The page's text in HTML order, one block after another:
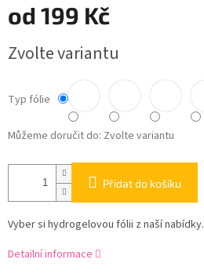
od 199 Kč
cena:
Zvolte variantu
Typ fólie
Můžeme doručit do: Zvolte variantu
Přidat do košíku
Vyber si hydrogelovou fólii z naší nabídky.
Detailní informace